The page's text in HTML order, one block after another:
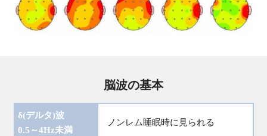
脳波の基本
δ(デルタ)波
0.5～4Hz未満
ノンレム睡眠時に見られる